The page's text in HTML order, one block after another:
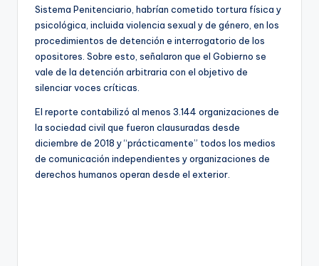
Sistema Penitenciario, habrían cometido tortura física y
psicológica, incluida violencia sexual y de género, en los
procedimientos de detención e interrogatorio de los
opositores. Sobre esto, señalaron que el Gobierno se
vale de la detención arbitraria con el objetivo de
silenciar voces críticas.
El reporte contabilizó al menos 3.144 organizaciones de
la sociedad civil que fueron clausuradas desde
diciembre de 2018 y “prácticamente” todos los medios
de comunicación independientes y organizaciones de
derechos humanos operan desde el exterior.